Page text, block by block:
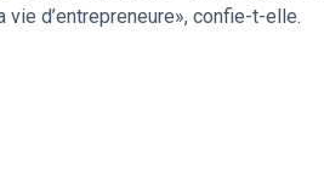
vie d’entrepreneure», confie-t-elle.